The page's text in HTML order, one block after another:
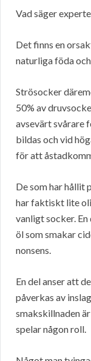
Vad säger
Det finns en
naturliga föda
Strösocker
50% av
avsevärt svårare
bildas och vid
för att
De som har hållit
har faktiskt lite
vanligt socker.
öl som smakar
nonsens.
En del anser att
påverkas av
smakskillnaden
spelar någon roll.